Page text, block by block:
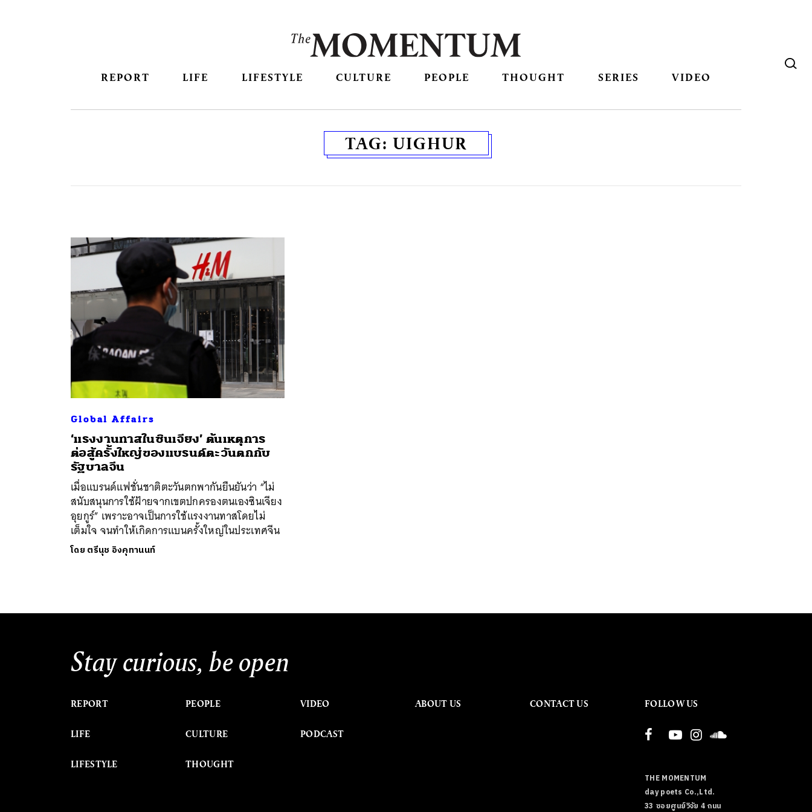
REPORT LIFE LIFESTYLE CULTURE PEOPLE THOUGHT SERIES VIDEO
TAG: UIGHUR
Global Affairs
‘แรงงานทาสในซินเจียง’ ต้นเหตุการ
ต่อสู้ครั้งใหญ่ของแบรนด์ตะวันตกกับ
รัฐบาลจีน
เมื่อแบรนด์แฟชั่นชาติตะวันตกพากันยืนยันว่า “ไม่
สนับสนุนการใช้ฝ้ายจากเขตปกครองตนเองซินเจียง
อุยกูร์” เพราะอาจเป็นการใช้แรงงานทาสโดยไม่
เต็มใจ จนทำให้เกิดการแบนครั้งใหญ่ในประเทศจีน
โดย ตรีนุช อิงคุทานนท์
Stay curious, be open
REPORT
LIFE
LIFESTYLE
PEOPLE
CULTURE
THOUGHT
VIDEO
PODCAST
ABOUT US CONTACT US FOLLOW US
THE MOMENTUM
day poets Co.,Ltd.
33 ซอยศูนย์วิจัย 4 ถนน
ค้นหา